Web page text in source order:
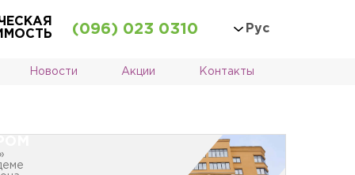
(096) 023 0310 Рус
Новости Акции Контакты